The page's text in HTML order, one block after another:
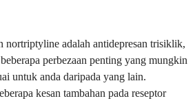
nortriptyline adalah antidepresan trisiklik,
perbezaan penting yang mungkin
untuk anda daripada yang lain.
kesan tambahan pada reseptor